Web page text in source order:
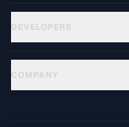
DEVELOPERS
COMPANY